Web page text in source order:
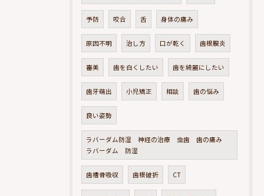
予防 咬合 舌 身体の痛み
原因不明 治し方 口が乾く 歯根膜炎
審美 歯を白くしたい 歯を綺麗にしたい
歯牙萌出 小児矯正 相談 歯の悩み
良い姿勢
ラバーダム防湿 神経の治療 虫歯 歯の痛み
ラバーダム 防湿
歯槽骨吸収 歯根破折 CT